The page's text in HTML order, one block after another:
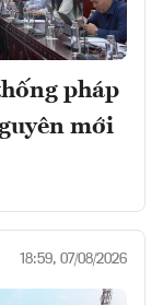
pháp
mới
18:59, 07/08/2026